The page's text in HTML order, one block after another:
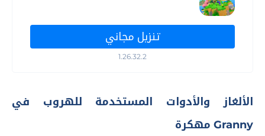
تنزيل مجاني
1.26.32.2
الألغاز والأدوات المستخدمة للهروب في
Granny مهكرة